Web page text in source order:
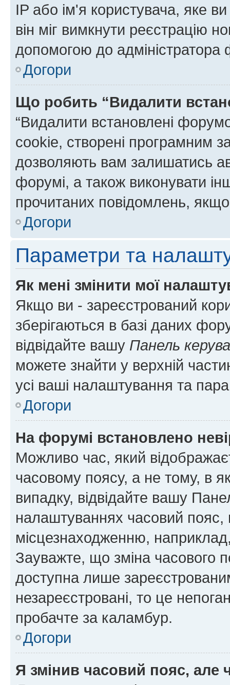
IP або ім'я користувача, яке
він міг вимкнути реєстрацію
допомогою до адміністратора
Догори
Що робить “Видалити
“Видалити встановлені
cookie, створені програмним
дозволяють вам залишатись
форумі, а також виконувати
прочитаних повідомлень,
Догори
Параметри та
Як мені змінити мої
Якщо ви - зареєстрований
зберігаються в базі даних
відвідайте вашу Панель
можете знайти у верхній
усі ваші налаштування та
Догори
На форумі встановлено
Можливо час, який
часовому поясу, а не тому, в
випадку, відвідайте вашу
налаштуваннях часовий пояс,
місцезнаходженню,
Зауважте, що зміна часового
доступна лише
незареєстровані, то це
пробачте за каламбур.
Догори
Я змінив часовий пояс, але